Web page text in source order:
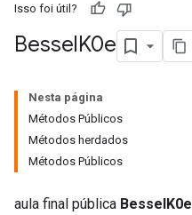
Isso foi útil?
BesselK0e
Nesta página
Métodos Públicos
Métodos herdados
Métodos Públicos
aula final pública BesselK0e